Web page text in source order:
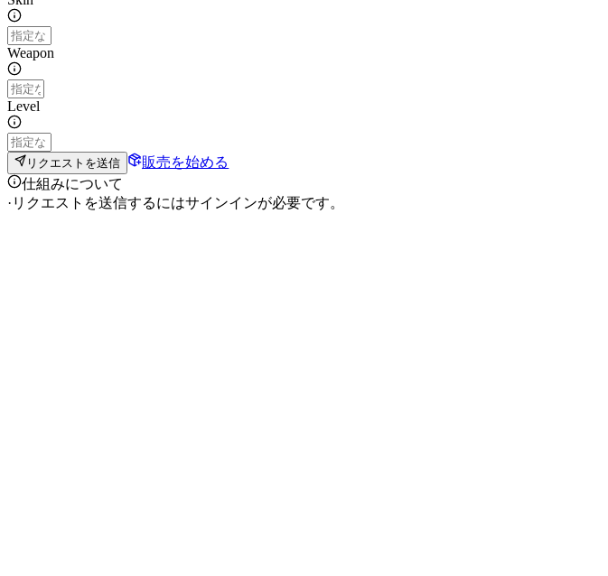
Weapon
Level
リクエストを送信
販売を始める
仕組みについて
· リクエストを送信するにはサインインが必要です。